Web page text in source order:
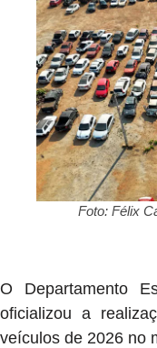
Foto: Félix
O Departamento
oficializou a
veículos de 2026 no